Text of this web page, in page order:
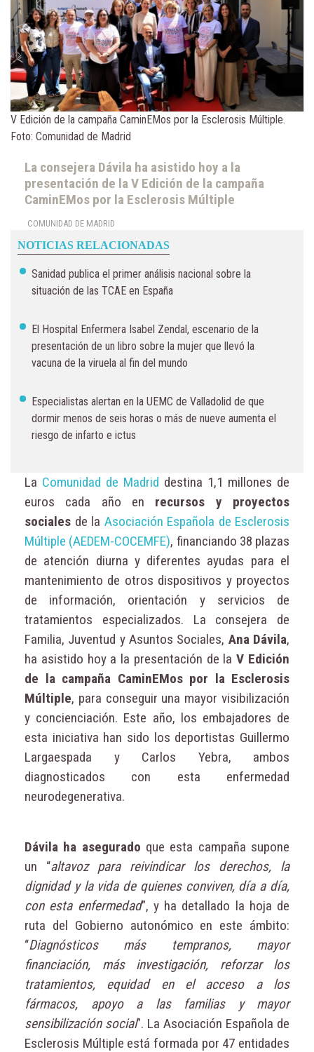
V Edición de la campaña CaminEMos por la Esclerosis Múltiple.
Foto: Comunidad de Madrid
La consejera Dávila ha asistido hoy a la
presentación de la V Edición de la campaña
CaminEMos por la Esclerosis Múltiple
COMUNIDAD DE MADRID
NOTICIAS RELACIONADAS
Sanidad publica el primer análisis nacional sobre la
situación de las TCAE en España
El Hospital Enfermera Isabel Zendal, escenario de la
presentación de un libro sobre la mujer que llevó la
vacuna de la viruela al fin del mundo
Especialistas alertan en la UEMC de Valladolid de que
dormir menos de seis horas o más de nueve aumenta el
riesgo de infarto e ictus
La Comunidad de Madrid destina 1,1 millones de
euros cada año en recursos y proyectos
sociales de la Asociación Española de Esclerosis
Múltiple (AEDEM-COCEMFE), financiando 38 plazas
de atención diurna y diferentes ayudas para el
mantenimiento de otros dispositivos y proyectos
de información, orientación y servicios de
tratamientos especializados. La consejera de
Familia, Juventud y Asuntos Sociales, Ana Dávila,
ha asistido hoy a la presentación de laV Edición
de la campaña CaminEMos por la Esclerosis
Múltiple, para conseguir una mayor visibilización
y concienciación. Este año, los embajadores de
esta iniciativa han sido los deportistas Guillermo
Largaespada y Carlos Yebra, ambos
diagnosticados con esta enfermedad
neurodegenerativa.
Dávila ha asegurado que esta campaña supone
un “altavoz para reivindicar los derechos, la
dignidad y la vida de quienes conviven, día a día,
con esta enfermedad”, y ha detallado la hoja de
ruta del Gobierno autonómico en este ámbito:
“Diagnósticos más tempranos, mayor
financiación, más investigación, reforzar los
tratamientos, equidad en el acceso a los
fármacos, apoyo a las familias y mayor
sensibilización social”. La Asociación Española de
Esclerosis Múltiple está formada por 47 entidades